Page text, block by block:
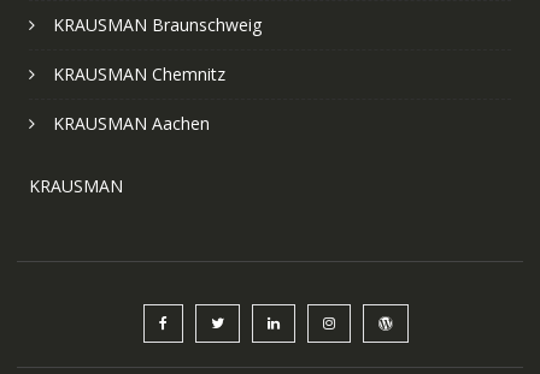
KRAUSMAN Braunschweig
KRAUSMAN Chemnitz
KRAUSMAN Aachen
KRAUSMAN